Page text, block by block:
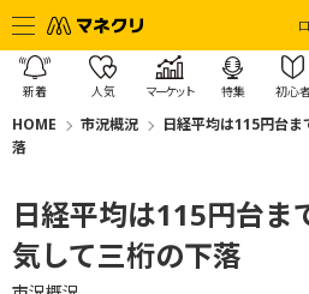
新着 人気 マーケット 特集 初心
HOME 市況概況
日経平均は115円台
落
日経平均は115円台ま
気して三桁の下落